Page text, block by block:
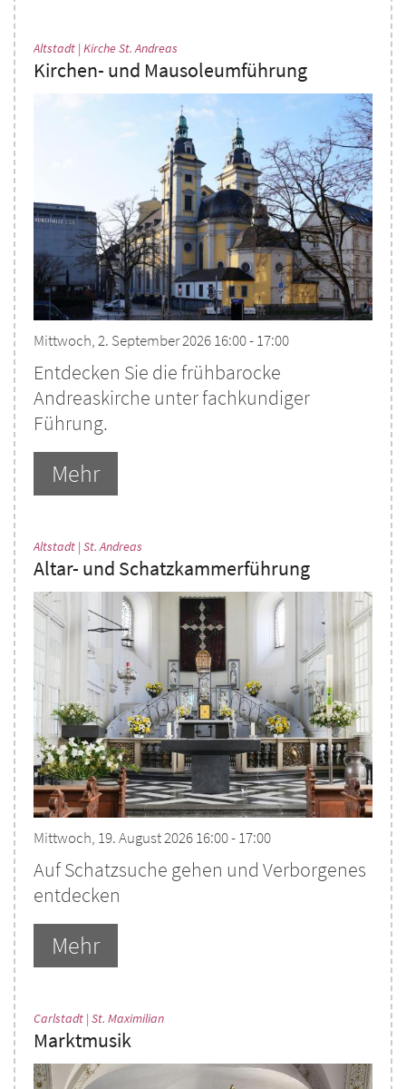
Altstadt | Kirche St. Andreas
Kirchen- und Mausoleumführung
Mittwoch, 2. September 2026 16:00 - 17:00
Entdecken Sie die frühbarocke
Andreaskirche unter fachkundiger
Führung.
Mehr
Altstadt | St. Andreas
Altar- und Schatzkammerführung
Mittwoch, 19. August 2026 16:00 - 17:00
Auf Schatzsuche gehen und Verborgenes
entdecken
Mehr
Carlstadt | St. Maximilian:
Marktmusik